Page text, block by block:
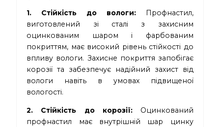
1. Стійкість до вологи:Профнастил,
виготовлений зі сталі з захисним
оцинкованим шаром і фарбованим
покриттям, має високий рівень стійкості до
впливу вологи. Захисне покриття запобігає
корозії та забезпечує надійний захист від
вологи навіть в умовах підвищеної
вологості.
2. Стійкість до корозії:Оцинкований
профнастил має внутрішній шар цинку